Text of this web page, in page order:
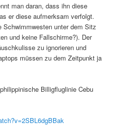
man daran, dass ihn diese
er diese aufmerksam verfolgt.
unter dem Sitz
und keine Fallschirme?). Der
zu ignorieren und
müssen zu dem Zeitpunkt ja
Billigfluglinie Cebu